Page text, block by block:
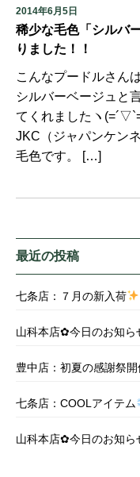
2014年6月5日
稀少な毛色「シルバ
りました！！
こんなプードルさん
シルバーベージュと
てくれましたヽ
JKC（ジャパンケン
毛色です。 […]
最近の投稿
七条店：７月の新入荷
山科本店✿今日のお知ら
豊中店：初夏の感謝祭開
七条店：COOLアイテム
山科本店✿今日のお知ら